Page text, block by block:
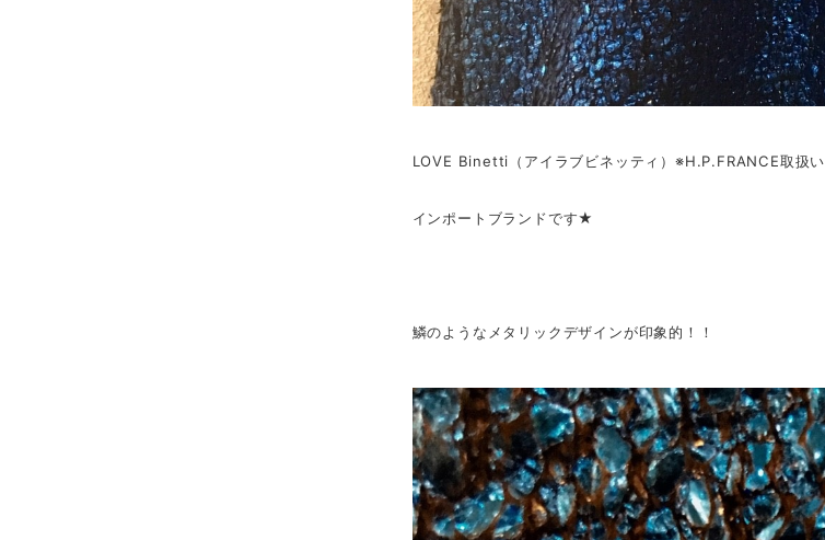
LOVE Binetti（アイラブビネッティ）※H.P.FRANCE取扱い
インポートブランドです★
鱗のようなメタリックデザインが印象的！！